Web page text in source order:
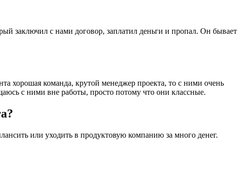
заключил с нами договор, заплатил деньги и пропал. Он бывает
хорошая команда, крутой менеджер проекта, то с ними очень
с ними вне работы, просто потому что они классные.
или уходить в продуктовую компанию за много денег.